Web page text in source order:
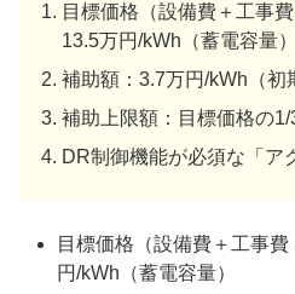
目標価格（設備費＋工事
13.5万円/kWh（蓄電容量）
補助額：3.7万円/kWh（初
補助上限額：目標価格の
DR制御機能が必須な「ア
目標価格（設備費＋工事
円/kWh（蓄電容量）